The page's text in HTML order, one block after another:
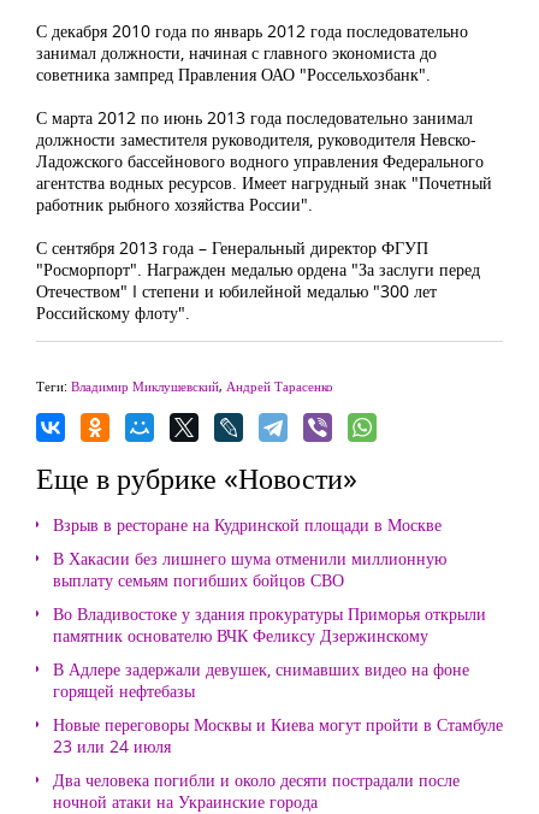
С декабря 2010 года по январь 2012 года последовательно
занимал должности, начиная с главного экономиста до
советника зампред Правления ОАО "Россельхозбанк".
С марта 2012 по июнь 2013 года последовательно занимал
должности заместителя руководителя, руководителя Невско-
Ладожского бассейнового водного управления Федерального
агентства водных ресурсов. Имеет нагрудный знак "Почетный
работник рыбного хозяйства России".
С сентября 2013 года – Генеральный директор ФГУП
"Росморпорт". Награжден медалью ордена "За заслуги перед
Отечеством" I степени и юбилейной медалью "300 лет
Российскому флоту".
Теги: Владимир Миклушевский, Андрей Тарасенко
Еще в рубрике «Новости»
Взрыв в ресторане на Кудринской площади в Москве
В Хакасии без лишнего шума отменили миллионную
выплату семьям погибших бойцов СВО
Во Владивостоке у здания прокуратуры Приморья открыли
памятник основателю ВЧК Феликсу Дзержинскому
В Адлере задержали девушек, снимавших видео на фоне
горящей нефтебазы
Новые переговоры Москвы и Киева могут пройти в Стамбуле
23 или 24 июля
Два человека погибли и около десяти пострадали после
ночной атаки на Украинские города